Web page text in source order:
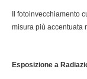
Il fotoinvecchiamento
misura più accentuata
Esposizione a